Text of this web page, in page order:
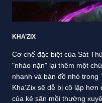
KHA’ZIX
Cơ chế đặc biệt của Sát
"nhào nặn" lại thêm một
nhanh và bản đồ nhỏ trong
Kha’Zix sẽ dễ bị cô lập
của kẻ săn mồi thường